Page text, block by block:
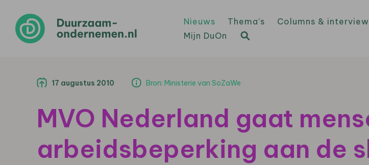
Nieuws Thema’s Columns &
Mijn DuOn
17 augustus 2010 Bron: Ministerie van SoZaWe
MVO Nederland gaat
arbeidsbeperking aan de